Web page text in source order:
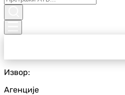
Извор:
Агенције